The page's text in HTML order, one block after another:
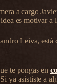
a cargo
es motivar a
Leiva,
te pongas en
ya asististe a